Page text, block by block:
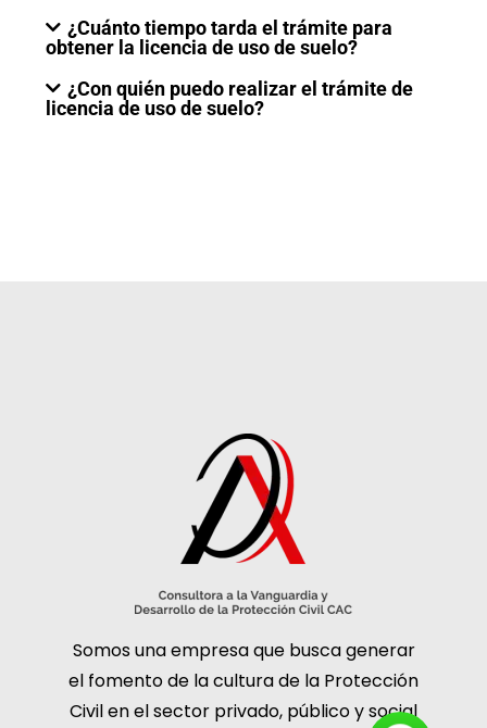
¿Cuánto tiempo tarda el trámite para
obtener la licencia de uso de suelo?
¿Con quién puedo realizar el trámite de
licencia de uso de suelo?
Somos una empresa que busca generar
el fomento de la cultura de la Protección
Civil en el sector privado, público y social